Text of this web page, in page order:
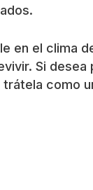
en el clima
Si
como